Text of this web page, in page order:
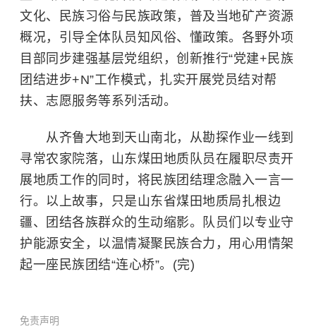
文化、民族习俗与民族政策，普及当地矿产资源
概况，引导全体队员知风俗、懂政策。各野外项
目部同步建强基层党组织，创新推行“党建+民族
团结进步+N”工作模式，扎实开展党员结对帮
扶、志愿服务等系列活动。
从齐鲁大地到天山南北，从勘探作业一线到
寻常农家院落，山东煤田地质队员在履职尽责开
展地质工作的同时，将民族团结理念融入一言一
行。以上故事，只是山东省煤田地质局扎根边
疆、团结各族群众的生动缩影。队员们以专业守
护能源安全，以温情凝聚民族合力，用心用情架
起一座民族团结“连心桥”。(完)
免责声明